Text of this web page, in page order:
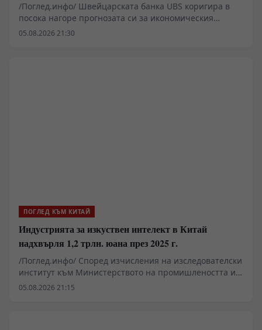
/Поглед.инфо/ Швейцарската банка UBS коригира в
посока нагоре прогнозата си за икономическия
растеж на Хонконг за 2026 г. до 4,5% от предишната
05.08.2026 21:30
ПОГЛЕД КЪМ КИТАЙ
Индустрията за изкуствен интелект в Китай
надхвърля 1,2 трлн. юана през 2025 г.
/Поглед.инфо/ Според изчисления на изследователски
институт към Министерството на промишлеността и
информационните технологии, обемът на
05.08.2026 21:15